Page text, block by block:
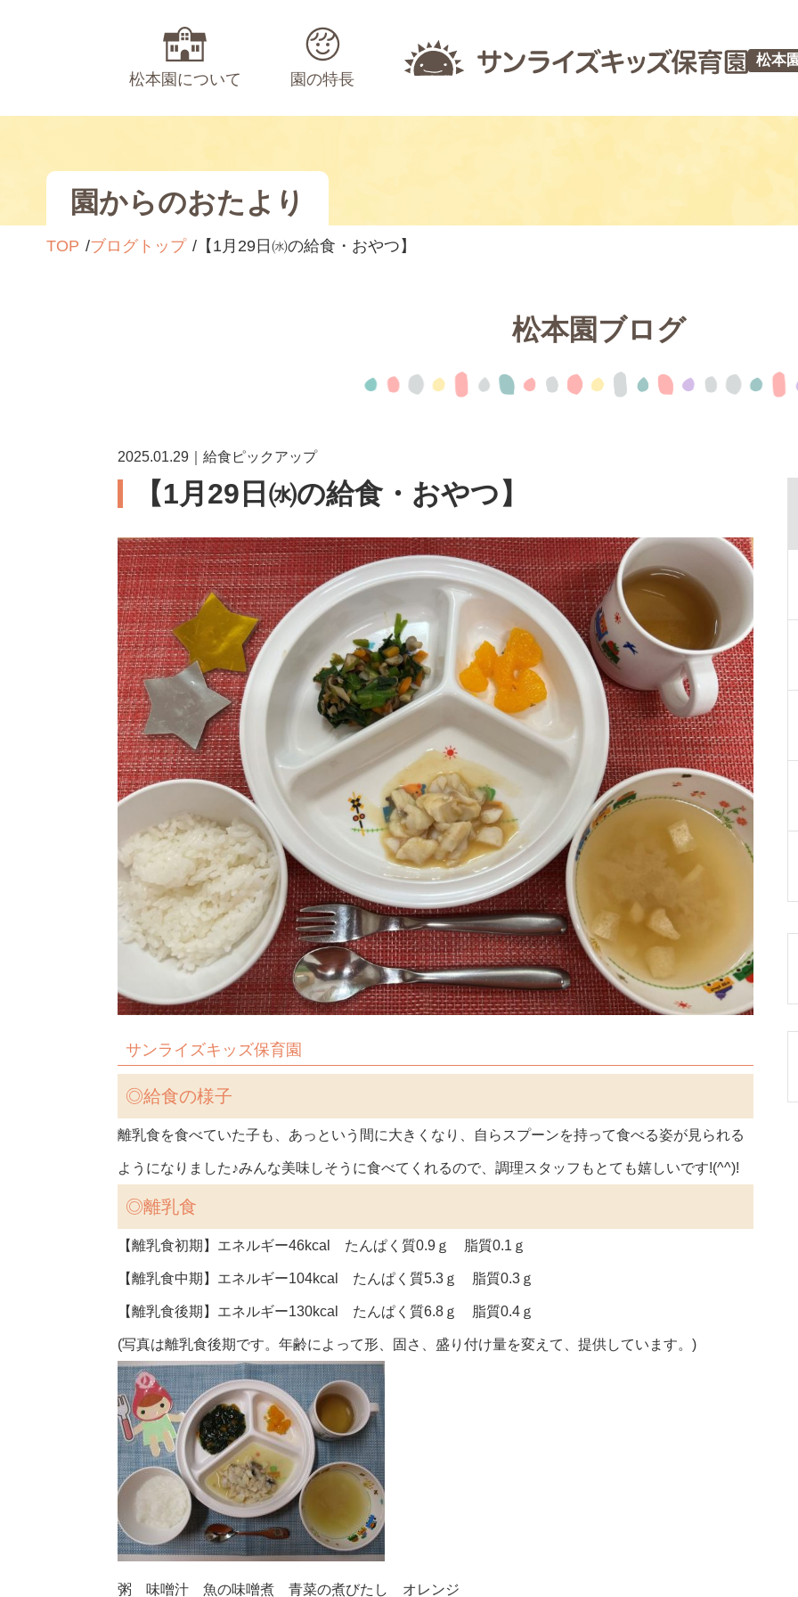
松本園について 園の特長
松本
園からのおたより
TOP ブログトップ 【1月29日㈬の給食・おやつ】
松本園ブログ
2025.01.29｜給食ピックアップ
【1月29日㈬の給食・おやつ】
サンライズキッズ保育園
◎給食の様子
離乳食を食べていた子も、あっという間に大きくなり、自らスプーンを持って食べる姿が見られる
ようになりました♪みんな美味しそうに食べてくれるので、調理スタッフもとても嬉しいです!(^^)!
◎離乳食
【離乳食初期】エネルギー46kcal たんぱく質0.9ｇ 脂質0.1ｇ
【離乳食中期】エネルギー104kcal たんぱく質5.3ｇ 脂質0.3ｇ
【離乳食後期】エネルギー130kcal たんぱく質6.8ｇ 脂質0.4ｇ
(写真は離乳食後期です。年齢によって形、固さ、盛り付け量を変えて、提供しています。)
粥 味噌汁 魚の味噌煮 青菜の煮びたし オレンジ